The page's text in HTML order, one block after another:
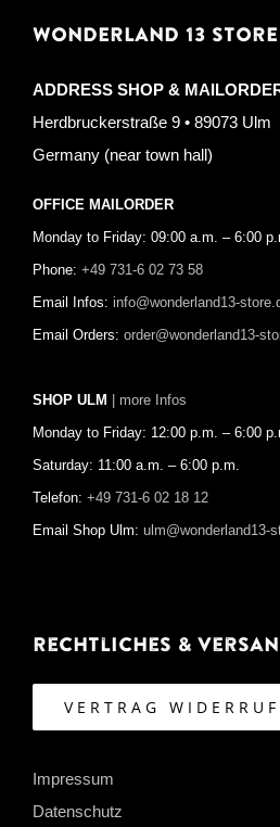
WONDERLAND 13 STORE
ADDRESS SHOP &
Herdbruckerstraße 9 • 89073 Ulm
Germany (near town hall)
OFFICE MAILORDER
Monday to Friday: 09:00 a.m. – 6:00
Phone: +49 731-6 02 73 58
Email Infos: info@wonderland13-
Email Orders: order@wonderland13-
SHOP ULM | more Infos
Monday to Friday: 12:00 p.m. – 6:00
Saturday: 11:00 a.m. – 6:00 p.m.
Telefon: +49 731-6 02 18 12
Email Shop Ulm: ulm@wonderland13-
Rechtliches &
VERTRAG
Impressum
Datenschutz